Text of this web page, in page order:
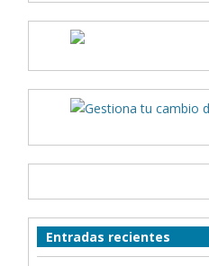
Entradas recientes